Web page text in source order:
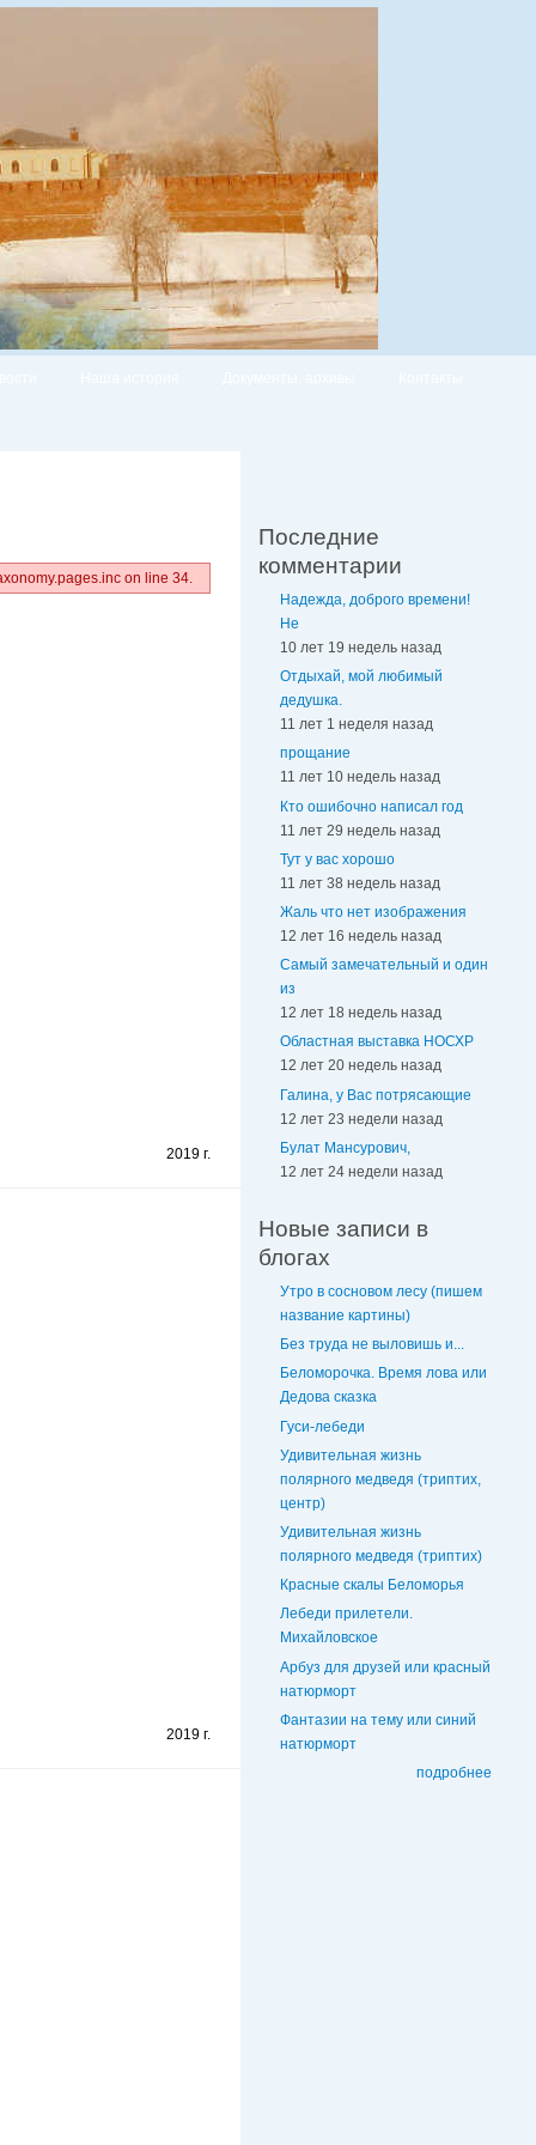
on line 34.
2019 г.
2019 г.
Последние
комментарии
Надежда, доброго времени!
Не
10 лет 19 недель назад
Отдыхай, мой любимый
дедушка.
11 лет 1 неделя назад
прощание
11 лет 10 недель назад
Кто ошибочно написал год
11 лет 29 недель назад
Тут у вас хорошо
11 лет 38 недель назад
Жаль что нет изображения
12 лет 16 недель назад
Самый замечательный и один
из
12 лет 18 недель назад
Областная выставка НОСХР
12 лет 20 недель назад
Галина, у Вас потрясающие
12 лет 23 недели назад
Булат Мансурович,
12 лет 24 недели назад
Новые записи в
блогах
Утро в сосновом лесу (пишем
название картины)
Без труда не выловишь и...
Беломорочка. Время лова или
Дедова сказка
Гуси-лебеди
Удивительная жизнь
полярного медведя (триптих,
центр)
Удивительная жизнь
полярного медведя (триптих)
Красные скалы Беломорья
Лебеди прилетели.
Михайловское
Арбуз для друзей или красный
натюрморт
Фантазии на тему или синий
натюрморт
подробнее